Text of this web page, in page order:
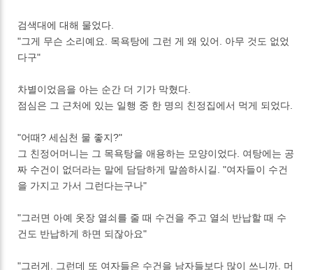
검색대에 대해 물었다.
"그게 무슨 소리예요. 목욕탕에 그런 게 왜 있어. 아무 것도 없었
다구"
차별이었음을 아는 순간 더 기가 막혔다.
점심은 그 근처에 있는 일행 중 한 명의 친정집에서 먹게 되었다.
"어때? 세심천 물 좋지?"
그 친정어머니는 그 목욕탕을 애용하는 모양이었다. 여탕에는 공
짜 수건이 없더라는 말에 담담하게 말씀하시길. "여자들이 수건
을 가지고 가서 그런다는구나"
"그러면 아예 옷장 열쇠를 줄 때 수건을 주고 열쇠 반납할 때 수
건도 반납하게 하면 되잖아요"
"그러게. 그런데 또 여자들은 수건을 남자들보다 많이 쓰니까. 머